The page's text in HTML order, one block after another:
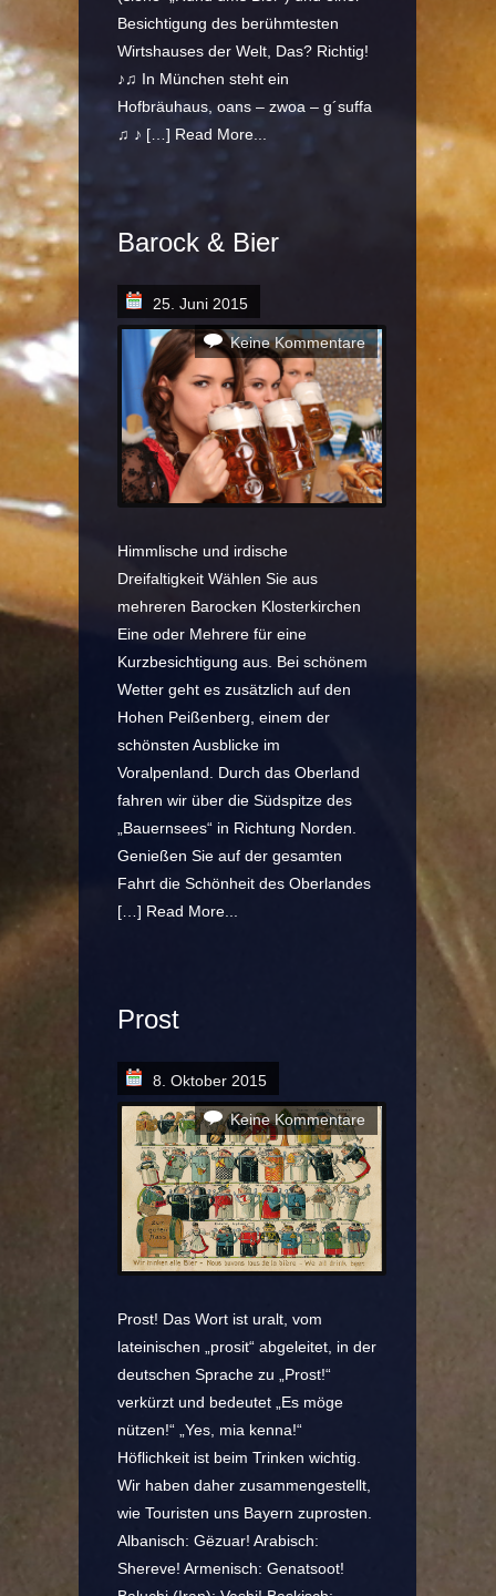
Besichtigung des berühmtesten
Wirtshauses der Welt, Das? Richtig!
♪♫ In München steht ein
Hofbräuhaus, oans – zwoa – g´suffa
♫ ♪ […] Read More...
Barock & Bier
25. Juni 2015
Keine Kommentare
Himmlische und irdische
Dreifaltigkeit Wählen Sie aus
mehreren Barocken Klosterkirchen
Eine oder Mehrere für eine
Kurzbesichtigung aus. Bei schönem
Wetter geht es zusätzlich auf den
Hohen Peißenberg, einem der
schönsten Ausblicke im
Voralpenland. Durch das Oberland
fahren wir über die Südspitze des
„Bauernsees“ in Richtung Norden.
Genießen Sie auf der gesamten
Fahrt die Schönheit des Oberlandes
[…] Read More...
Prost
8. Oktober 2015
Keine Kommentare
Prost! Das Wort ist uralt, vom
lateinischen „prosit“ abgeleitet, in der
deutschen Sprache zu „Prost!“
verkürzt und bedeutet „Es möge
nützen!“ „Yes, mia kenna!“
Höflichkeit ist beim Trinken wichtig.
Wir haben daher zusammengestellt,
wie Touristen uns Bayern zuprosten.
Albanisch: Gëzuar! Arabisch:
Shereve! Armenisch: Genatsoot!